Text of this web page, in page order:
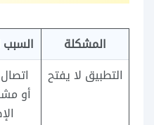
المشكلة
التطبيق لا يفتح
أو